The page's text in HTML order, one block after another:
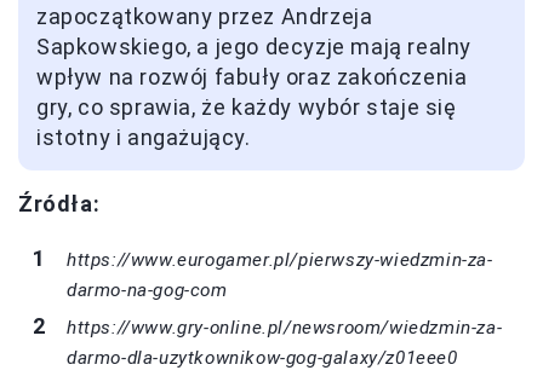
zapoczątkowany przez Andrzeja
Sapkowskiego, a jego decyzje mają realny
wpływ na rozwój fabuły oraz zakończenia
gry, co sprawia, że każdy wybór staje się
istotny i angażujący.
Źródła:
https://www.eurogamer.pl/pierwszy-wiedzmin-za-
darmo-na-gog-com
https://www.gry-online.pl/newsroom/wiedzmin-za-
darmo-dla-uzytkownikow-gog-galaxy/z01eee0